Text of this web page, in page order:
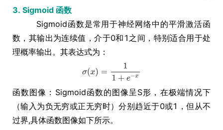
3. Sigmoid 函数
Sigmoid函数是常用于神经网络中的平滑激活函
数，其输出为连续值，介于0和1之间，特别适合用于处
理概率输出。其表达式为：
函数图像：Sigmoid函数的图像呈S形，在极端情况下
（输入为负无穷或正无穷时）分别趋近于0或1，但从不
过界,具体函数图像如下所示。